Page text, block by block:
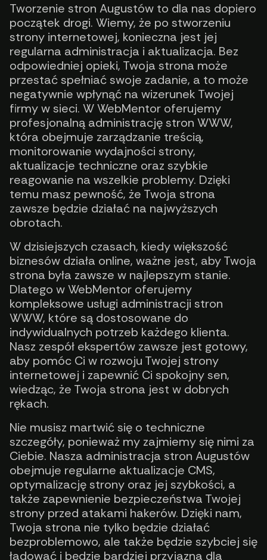
Tworzenie stron Augustów to dla nas dopiero
początek drogi. Wiemy, że po stworzeniu
strony internetowej, konieczna jest jej
regularna administracja i aktualizacja. Bez
odpowiedniej opieki, Twoja strona może
przestać spełniać swoje zadanie, a to może
negatywnie wpłynąć na wizerunek Twojej
firmy w sieci. W WebMentor oferujemy
profesjonalną administrację stron WWW,
która obejmuje zarządzanie treścią,
monitorowanie wydajności strony,
aktualizacje techniczne oraz szybkie
reagowanie na wszelkie problemy. Dzięki
temu masz pewność, że Twoja strona
zawsze będzie działać na najwyższych
obrotach.
W dzisiejszych czasach, kiedy większość
biznesów działa online, ważne jest, aby Twoja
strona była zawsze w najlepszym stanie.
Dlatego w WebMentor oferujemy
kompleksowe usługi administracji stron
WWW, które są dostosowane do
indywidualnych potrzeb każdego klienta.
Nasz zespół ekspertów zawsze jest gotowy,
aby pomóc Ci w rozwoju Twojej strony
internetowej i zapewnić Ci spokojny sen,
wiedząc, że Twoja strona jest w dobrych
rękach.
Nie musisz martwić się o techniczne
szczegóły, ponieważ my zajmiemy się nimi za
Ciebie. Nasza administracja stron Augustów
obejmuje regularne aktualizacje CMS,
optymalizację strony oraz jej szybkości, a
także zapewnienie bezpieczeństwa Twojej
strony przed atakami hakerów. Dzięki nam,
Twoja strona nie tylko będzie działać
bezproblemowo, ale także będzie szybciej się
ładować i będzie bardziej przyjazna dla